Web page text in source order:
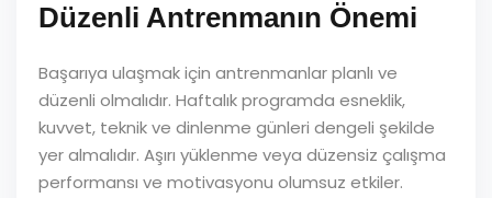
Düzenli Antrenmanın Önemi
Başarıya ulaşmak için antrenmanlar planlı ve
düzenli olmalıdır. Haftalık programda esneklik,
kuvvet, teknik ve dinlenme günleri dengeli şekilde
yer almalıdır. Aşırı yüklenme veya düzensiz çalışma
performansı ve motivasyonu olumsuz etkiler.